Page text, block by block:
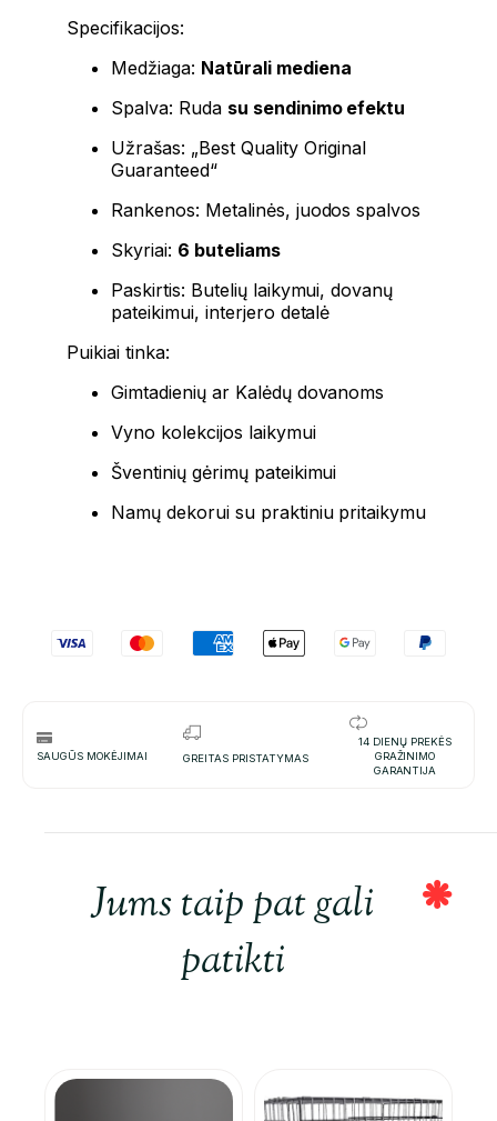
Specifikacijos:
Medžiaga: Natūrali mediena
Spalva: Ruda su sendinimo efektu
Užrašas: „Best Quality Original
Guaranteed“
Rankenos: Metalinės, juodos spalvos
Skyriai: 6 buteliams
Paskirtis: Butelių laikymui, dovanų
pateikimui, interjero detalė
Puikiai tinka:
Gimtadienių ar Kalėdų dovanoms
Vyno kolekcijos laikymui
Šventinių gėrimų pateikimui
Namų dekorui su praktiniu pritaikymu
SAUGŪS MOKĖJIMAI GREITAS PRISTATYMAS
14 DIENŲ PREKĖS
GRAŽINIMO
GARANTIJA
Jums taip pat gali
patikti